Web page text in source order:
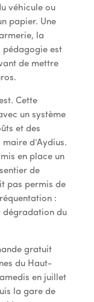
véhicule ou
papier. Une
la
pédagogie est
de mettre
Cette
un système
et des
d’Aydius.
en place un
de
pas permis de
:
dégradation du
gratuit
du Haut-
en juillet
la gare de